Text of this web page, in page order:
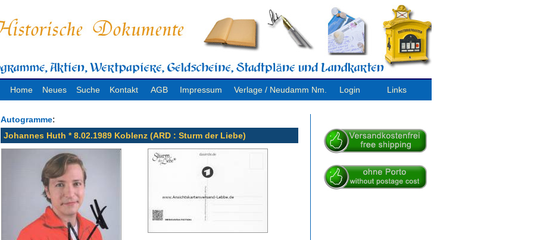
Home Neues Suche Kontakt AGB Impressum Verlage / Neudamm Nm. Login Links
Autogramme:
Johannes Huth * 8.02.1989 Koblenz (ARD : Sturm der Liebe)